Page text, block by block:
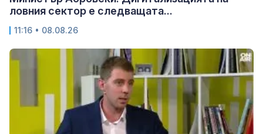
ловния сектор е следващата...
11:16 • 08.08.26